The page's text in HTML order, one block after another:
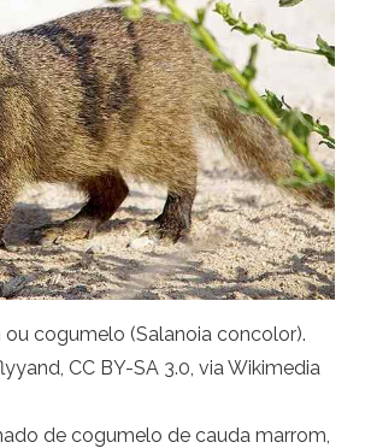
ou cogumelo (Salanoia concolor).
CC BY-SA 3.0, via Wikimedia
de cogumelo de cauda marrom,